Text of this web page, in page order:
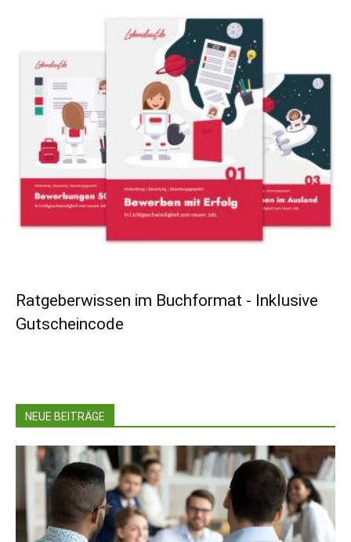
Ratgeberwissen im Buchformat - Inklusive
Gutscheincode
NEUE BEITRÄGE